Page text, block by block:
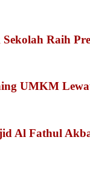
Raih
UMKM
Al Fathul